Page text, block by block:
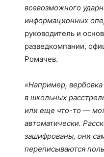
всевозможного
информационных
руководитель и
разведкомпании,
Ромачев.
«Например,
в школьных
или еще что-то —
автоматически.
зашифрованы, они
переписываются